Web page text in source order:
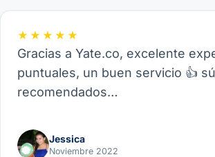
★★★★★
Gracias a Yate.co, excelente
puntuales, un buen servicio 👍
recomendados…
Jessica
Noviembre 2022